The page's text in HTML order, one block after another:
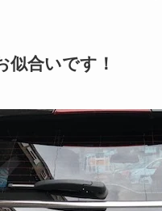
似合いです！